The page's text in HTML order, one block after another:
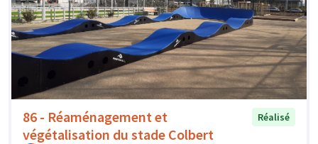
86 - Réaménagement et
végétalisation du stade Colbert
Réalisé